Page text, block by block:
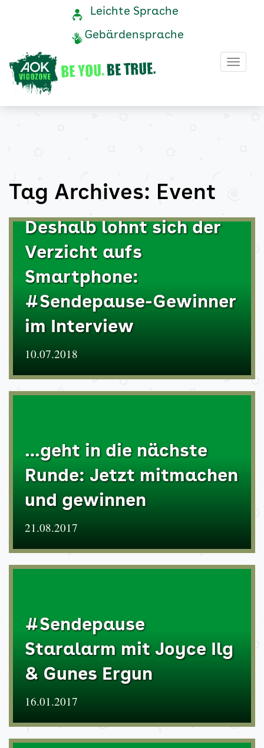
Archive
AOK
Vigozone
Navigation
Service-
Leichte Sprache
Gebärdensprache
Tag Archives: Event
Deshalb lohnt sich der
Verzicht aufs
Smartphone:
#Sendepause-Gewinner
im Interview
10.07.2018
…geht in die nächste
Runde: Jetzt mitmachen
und gewinnen
21.08.2017
#Sendepause
Staralarm mit Joyce Ilg
& Gunes Ergun
16.01.2017